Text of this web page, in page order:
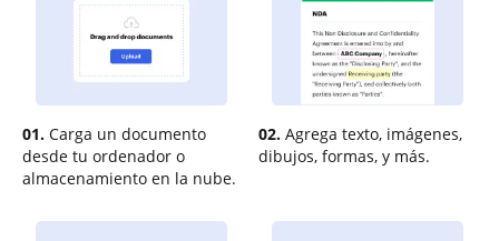
01. Carga un documento
desde tu ordenador o
almacenamiento en la nube.
02. Agrega texto, imágenes,
dibujos, formas, y más.